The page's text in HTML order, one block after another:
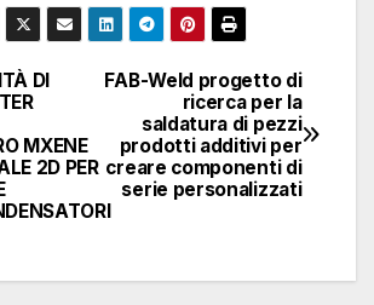
FAB-Weld progetto di
ricerca per la
saldatura di pezzi
prodotti additivi per
creare componenti di
serie personalizzati
DI
MXENE
2D PER